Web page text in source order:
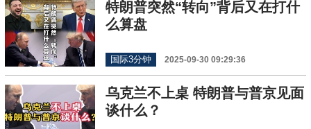
特朗普突然“转向”背后又在打什
么算盘
国际3分钟 2025-09-30 09:29:36
乌克兰不上桌 特朗普与普京见面
谈什么？